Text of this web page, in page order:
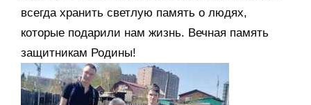
всегда хранить светлую память о людях,
которые подарили нам жизнь. Вечная память
защитникам Родины!